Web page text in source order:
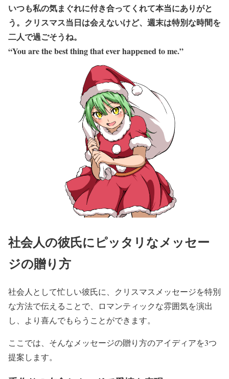
いつも私の気まぐれに付き合ってくれて本当にありがと
う。クリスマス当日は会えないけど、週末は特別な時間を
二人で過ごそうね。
“You are the best thing that ever happened to me.”
社会人の彼氏にピッタリなメッセー
ジの贈り方
社会人として忙しい彼氏に、クリスマスメッセージを特別
な方法で伝えることで、ロマンティックな雰囲気を演出
し、より喜んでもらうことができます。
ここでは、そんなメッセージの贈り方のアイディアを3つ
提案します。